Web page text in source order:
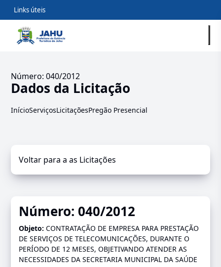
Links úteis
Número: 040/2012
Dados da Licitação
InícioServiçosLicitaçõesPregão Presencial
Voltar para a as Licitações
Número: 040/2012
Objeto:CONTRATAÇÃO DE EMPRESA PARA PRESTAÇÃO
DE SERVIÇOS DE TELECOMUNICAÇÕES, DURANTE O
PERÍODO DE 12 MESES, OBJETIVANDO ATENDER AS
NECESSIDADES DA SECRETARIA MUNICIPAL DA SAÚDE